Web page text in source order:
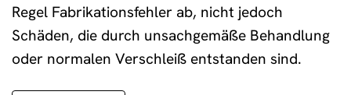
Regel Fabrikationsfehler ab, nicht jedoch
Schäden, die durch unsachgemäße Behandlung
oder normalen Verschleiß entstanden sind.